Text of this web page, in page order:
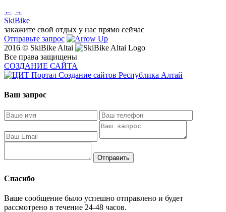
← →
SkiBike
закажите свой отдых у нас прямо сейчас
Отправьте запрос
2016 © SkiBike Altai
Все права защищены
СОЗДАНИЕ САЙТА
Ваш запрос
Спасибо
Ваше сообщение было успешно отправлено и будет
рассмотрено в течение 24-48 часов.